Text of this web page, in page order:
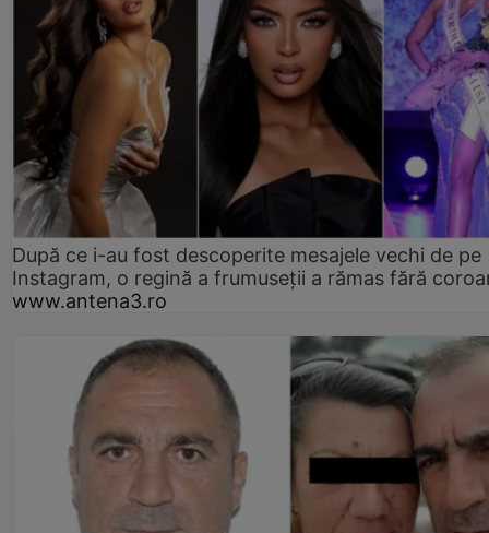
După ce i-au fost descoperite mesajele vechi de pe
Instagram, o regină a frumuseții a rămas fără
www.antena3.ro